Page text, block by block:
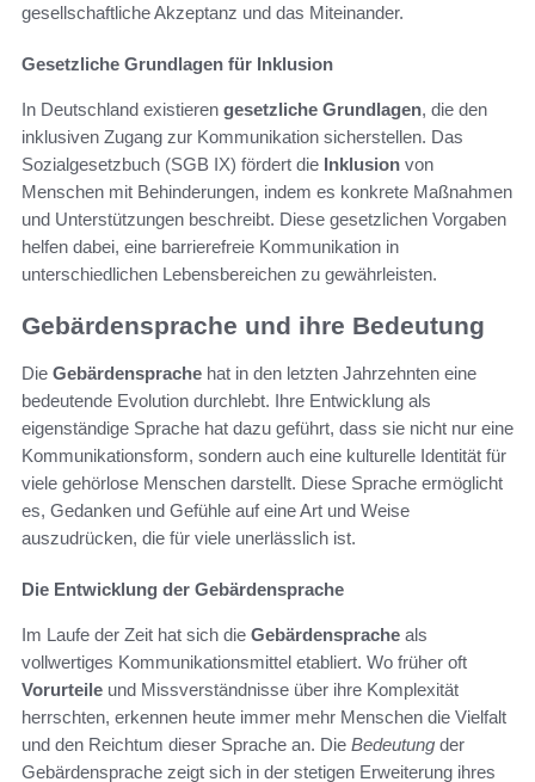
gesellschaftliche Akzeptanz und das Miteinander.
Gesetzliche Grundlagen für Inklusion
In Deutschland existieren gesetzliche Grundlagen, die den
inklusiven Zugang zur Kommunikation sicherstellen. Das
Sozialgesetzbuch (SGB IX) fördert die Inklusion von
Menschen mit Behinderungen, indem es konkrete Maßnahmen
und Unterstützungen beschreibt. Diese gesetzlichen Vorgaben
helfen dabei, eine barrierefreie Kommunikation in
unterschiedlichen Lebensbereichen zu gewährleisten.
Gebärdensprache und ihre Bedeutung
Die Gebärdensprache hat in den letzten Jahrzehnten eine
bedeutende Evolution durchlebt. Ihre Entwicklung als
eigenständige Sprache hat dazu geführt, dass sie nicht nur eine
Kommunikationsform, sondern auch eine kulturelle Identität für
viele gehörlose Menschen darstellt. Diese Sprache ermöglicht
es, Gedanken und Gefühle auf eine Art und Weise
auszudrücken, die für viele unerlässlich ist.
Die Entwicklung der Gebärdensprache
Im Laufe der Zeit hat sich die Gebärdensprache als
vollwertiges Kommunikationsmittel etabliert. Wo früher oft
Vorurteile und Missverständnisse über ihre Komplexität
herrschten, erkennen heute immer mehr Menschen die Vielfalt
und den Reichtum dieser Sprache an. Die Bedeutung der
Gebärdensprache zeigt sich in der stetigen Erweiterung ihres